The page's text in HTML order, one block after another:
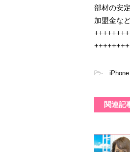
部材の安
加盟金な
- iPhone
関連記